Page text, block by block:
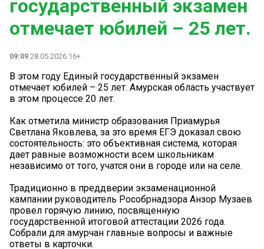
государственный экзамен
отмечает юбилей – 25 лет.
09:09 28.05.2026 16+
В этом году Единый государственный экзамен
отмечает юбилей – 25 лет. Амурская область участвует
в этом процессе 20 лет.
Как отметила министр образования Приамурья
Светлана Яковлева, за это время ЕГЭ доказал свою
состоятельность: это объективная система, которая
дает равные возможности всем школьникам
независимо от того, учатся они в городе или на селе.
Традиционно в преддверии экзаменационной
кампании руководитель Рособрнадзора Анзор Музаев
провел горячую линию, посвященную
государственной итоговой аттестации 2026 года.
Собрали для амурчан главные вопросы и важные
ответы в карточки.